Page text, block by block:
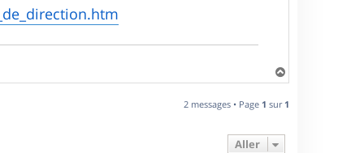
a
t
2 messages • Page 1 sur 1
Aller